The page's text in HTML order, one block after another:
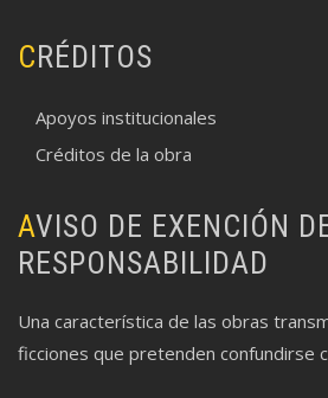
CRÉDITOS
Apoyos institucionales
Créditos de la obra
AVISO DE EXENCIÓN DE
RESPONSABILIDAD
Una característica de las obras
ficciones que pretenden confundirse